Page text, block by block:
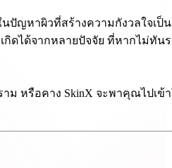
ปัญหาผิวที่สร้างความกังวลใจเป็
ดได้จากหลายปัจจัย ที่หากไม่ทัน
หรือคาง SkinX จะพาคุณไปเข้